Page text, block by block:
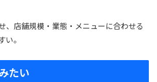
、店舗規模・業態・メニューに合わせる
い。
たい